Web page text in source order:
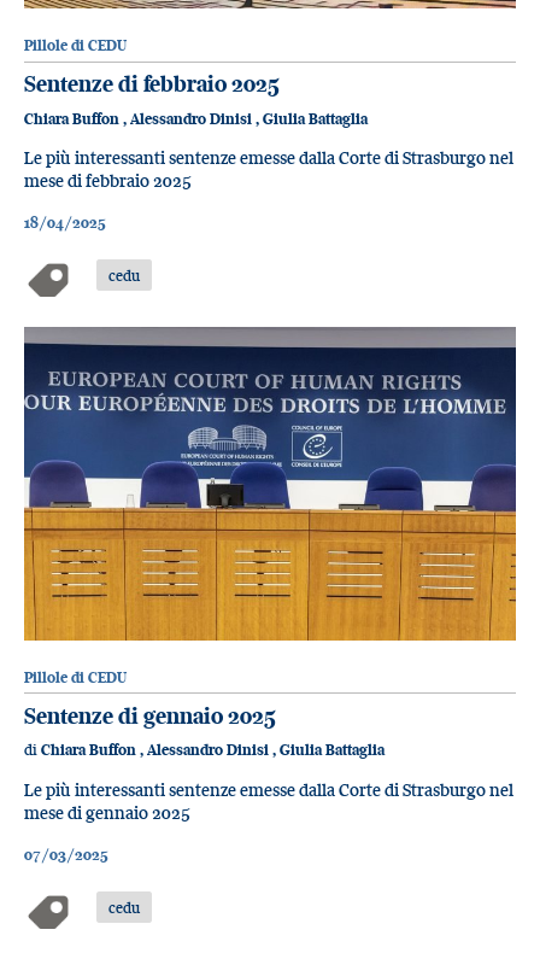
Pillole di CEDU
Sentenze di febbraio 2025
Chiara Buffon , Alessandro Dinisi , Giulia Battaglia
Le più interessanti sentenze emesse dalla Corte di Strasburgo nel
mese di febbraio 2025
18/04/2025
cedu
Pillole di CEDU
Sentenze di gennaio 2025
di Chiara Buffon , Alessandro Dinisi , Giulia Battaglia
Le più interessanti sentenze emesse dalla Corte di Strasburgo nel
mese di gennaio 2025
07/03/2025
cedu